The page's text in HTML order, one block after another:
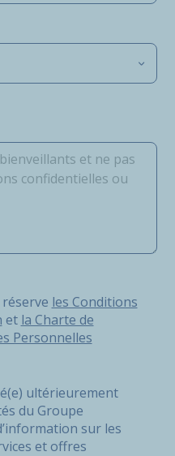
les Conditions
réserve les Conditions
et la Charte de
Personnelles
ultérieurement
du Groupe
sur les
et offres